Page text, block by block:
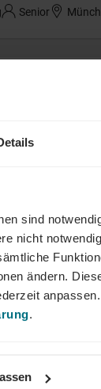
sind
nicht
ändern.
.
Senior
d)
Professional
d)